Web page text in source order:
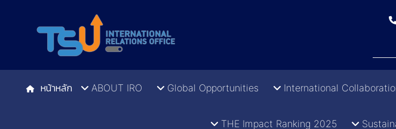
หน้าหลัก ABOUT IRO Global Opportunities International
THE Impact Ranking 2025